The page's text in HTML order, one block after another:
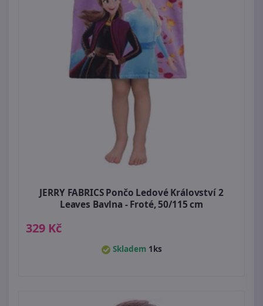
JERRY FABRICS Pončo Ledové Království 2
Leaves Bavlna - Froté, 50/115 cm
329 Kč
Skladem 1ks